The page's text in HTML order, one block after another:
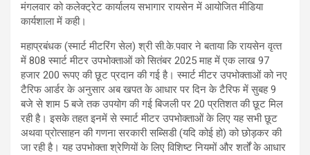
मंगलवार को कलेक्ट्रेट कार्यालय सभागार रायसेन में आयोजित मीडिया
कार्यशाला में कही।
महाप्रबंधक (स्‍मार्ट मीटरिंग सेल) श्री सी.के.पवार ने बताया कि रायसेन वृत्‍त
में 808 स्‍मार्ट मीटर उपभोक्‍ताओं को सितंबर 2025 माह में एक लाख 97
हजार 200 रूपए की छूट प्रदान की गई है। स्‍मार्ट मीटर उपभोक्‍ताओं को नए
टैरिफ आर्डर के अनुसार अब खपत के आधार पर दिन के टैरिफ में सुबह 9
बजे से शाम 5 बजे तक उपयोग की गई बिजली पर 20 प्रतिशत की छूट मिल
रही है। इसके तहत इनमें से स्‍मार्ट मीटर उपभोक्‍ताओं के लिए यह सभी छूट
अथवा प्रोत्साहन की गणना सरकारी सब्सिडी (यदि कोई हो) को छोड़कर की
जा रही है। यह उपभोक्ता श्रेणियों के लिए विशिष्ट नियमों और शर्तों के आधार